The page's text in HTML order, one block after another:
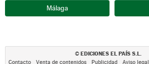
Málaga
© EDICIONES EL PAÍS S.L.
Contacto Venta de contenidos Publicidad Aviso legal